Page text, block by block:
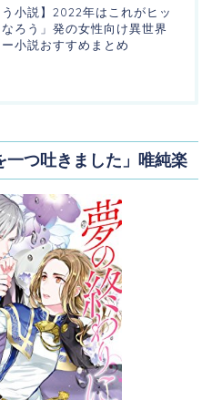
う小説】2022年はこれがヒッ
ろう」発の女性向け異世界
小説おすすめまとめ
一つ吐きました」唯純楽